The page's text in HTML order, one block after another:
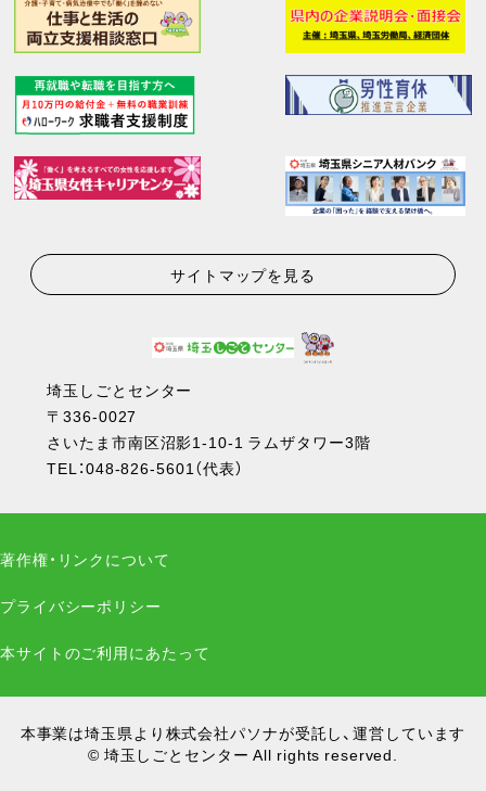
サイトマップを見る
埼玉しごとセンター
〒336-0027
さいたま市南区沼影1-10-1 ラムザタワー3階
TEL：048-826-5601（代表）
著作権・リンクについて
プライバシーポリシー
本サイトのご利用にあたって
本事業は埼玉県より株式会社パソナが受託し、運営しています
© 埼玉しごとセンター All rights reserved.